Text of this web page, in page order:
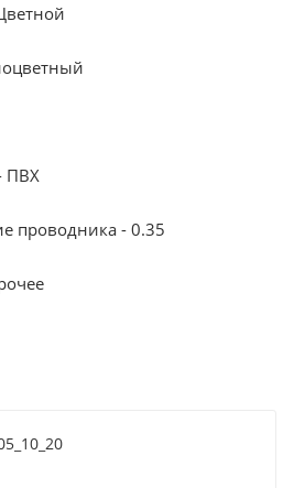
ПВХ
проводника - 0.35